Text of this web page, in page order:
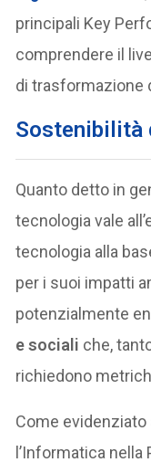
principali Key
comprendere il
di trasformazione
Sostenibilità
Quanto detto in
tecnologia vale
tecnologia alla
per i suoi impatti
potenzialmente
e sociali che,
richiedono
Come evidenziato
l’Informatica